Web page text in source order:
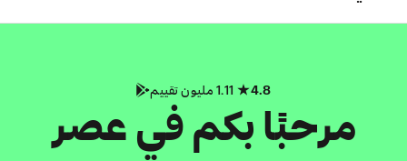
4.8
مرحبًا بكم في عصر